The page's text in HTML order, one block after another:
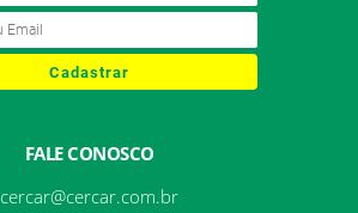
Cadastrar
FALE CONOSCO
cercar@cercar.com.br